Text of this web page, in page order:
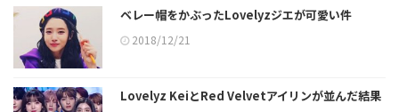
ベレー帽をかぶったLovelyzジエが可愛い件
2018/12/21
Lovelyz KeiとRed Velvetアイリンが並んだ結果